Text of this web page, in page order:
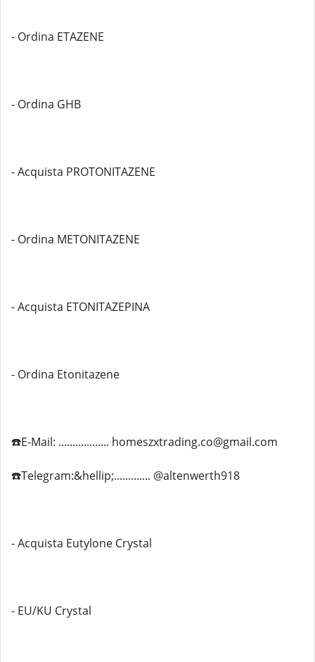
- Ordina ETAZENE
- Ordina GHB
- Acquista PROTONITAZENE
- Ordina METONITAZENE
- Acquista ETONITAZEPINA
- Ordina Etonitazene
☎️E-Mail: .................. homeszxtrading.co@gmail.com
☎️Telegram:&hellip;............. @altenwerth918
- Acquista Eutylone Crystal
- EU/KU Crystal